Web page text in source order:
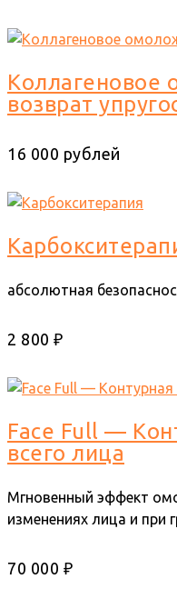
Коллагеновое
возврат
16 000 рублей
абсолютная
2 800 ₽
Face Full —
всего лица
Мгновенный эффект
изменениях лица и при
70 000 ₽